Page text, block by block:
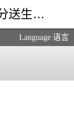
Language 语言
柔性聚氨酯筛网 - 冠能分送生产厂家